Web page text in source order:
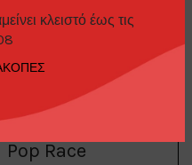
κλειστό έως τις
blue
Pop Race